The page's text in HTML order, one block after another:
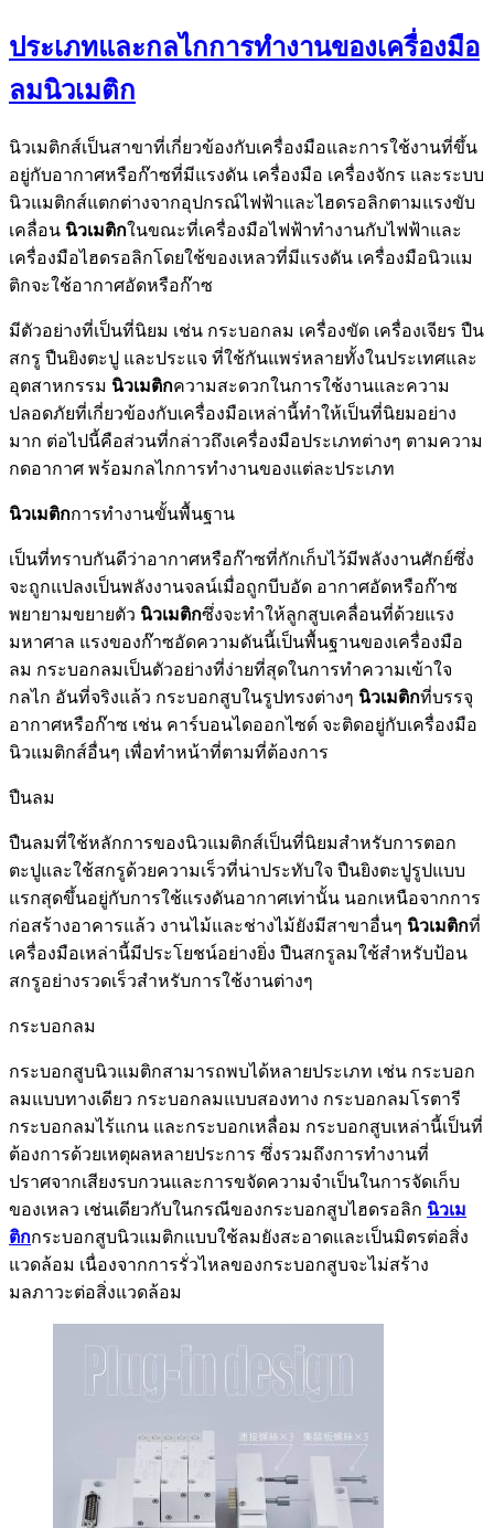
ประเภทและกลไกการทำงานของเครื่องมือ
ลมนิวเมติก
นิวเมติกส์เป็นสาขาที่เกี่ยวข้องกับเครื่องมือและการใช้งานที่ขึ้น
อยู่กับอากาศหรือก๊าซที่มีแรงดัน เครื่องมือ เครื่องจักร และระบบ
นิวแมติกส์แตกต่างจากอุปกรณ์ไฟฟ้าและไฮดรอลิกตามแรงขับ
เคลื่อน นิวเมติกในขณะที่เครื่องมือไฟฟ้าทำงานกับไฟฟ้าและ
เครื่องมือไฮดรอลิกโดยใช้ของเหลวที่มีแรงดัน เครื่องมือนิวแม
ติกจะใช้อากาศอัดหรือก๊าซ
มีตัวอย่างที่เป็นที่นิยม เช่น กระบอกลม เครื่องขัด เครื่องเจียร ปืน
สกรู ปืนยิงตะปู และประแจ ที่ใช้กันแพร่หลายทั้งในประเทศและ
อุตสาหกรรม นิวเมติกความสะดวกในการใช้งานและความ
ปลอดภัยที่เกี่ยวข้องกับเครื่องมือเหล่านี้ทำให้เป็นที่นิยมอย่าง
มาก ต่อไปนี้คือส่วนที่กล่าวถึงเครื่องมือประเภทต่างๆ ตามความ
กดอากาศ พร้อมกลไกการทำงานของแต่ละประเภท
นิวเมติกการทำงานขั้นพื้นฐาน
เป็นที่ทราบกันดีว่าอากาศหรือก๊าซที่กักเก็บไว้มีพลังงานศักย์ซึ่ง
จะถูกแปลงเป็นพลังงานจลน์เมื่อถูกบีบอัด อากาศอัดหรือก๊าซ
พยายามขยายตัว นิวเมติกซึ่งจะทำให้ลูกสูบเคลื่อนที่ด้วยแรง
มหาศาล แรงของก๊าซอัดความดันนี้เป็นพื้นฐานของเครื่องมือ
ลม กระบอกลมเป็นตัวอย่างที่ง่ายที่สุดในการทำความเข้าใจ
กลไก อันที่จริงแล้ว กระบอกสูบในรูปทรงต่างๆ นิวเมติกที่บรรจุ
อากาศหรือก๊าซ เช่น คาร์บอนไดออกไซด์ จะติดอยู่กับเครื่องมือ
นิวแมติกส์อื่นๆ เพื่อทำหน้าที่ตามที่ต้องการ
ปืนลม
ปืนลมที่ใช้หลักการของนิวแมติกส์เป็นที่นิยมสำหรับการตอก
ตะปูและใช้สกรูด้วยความเร็วที่น่าประทับใจ ปืนยิงตะปูรูปแบบ
แรกสุดขึ้นอยู่กับการใช้แรงดันอากาศเท่านั้น นอกเหนือจากการ
ก่อสร้างอาคารแล้ว งานไม้และช่างไม้ยังมีสาขาอื่นๆ นิวเมติกที่
เครื่องมือเหล่านี้มีประโยชน์อย่างยิ่ง ปืนสกรูลมใช้สำหรับป้อน
สกรูอย่างรวดเร็วสำหรับการใช้งานต่างๆ
กระบอกลม
กระบอกสูบนิวแมติกสามารถพบได้หลายประเภท เช่น กระบอก
ลมแบบทางเดียว กระบอกลมแบบสองทาง กระบอกลมโรตารี
กระบอกลมไร้แกน และกระบอกเหลื่อม กระบอกสูบเหล่านี้เป็นที่
ต้องการด้วยเหตุผลหลายประการ ซึ่งรวมถึงการทำงานที่
ปราศจากเสียงรบกวนและการขจัดความจำเป็นในการจัดเก็บ
ของเหลว เช่นเดียวกับในกรณีของกระบอกสูบไฮดรอลิก นิวเม
ติกกระบอกสูบนิวแมติกแบบใช้ลมยังสะอาดและเป็นมิตรต่อสิ่ง
แวดล้อม เนื่องจากการรั่วไหลของกระบอกสูบจะไม่สร้าง
มลภาวะต่อสิ่งแวดล้อม